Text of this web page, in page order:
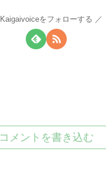
Kaigaivoiceをフォローする
コメントを書き込む